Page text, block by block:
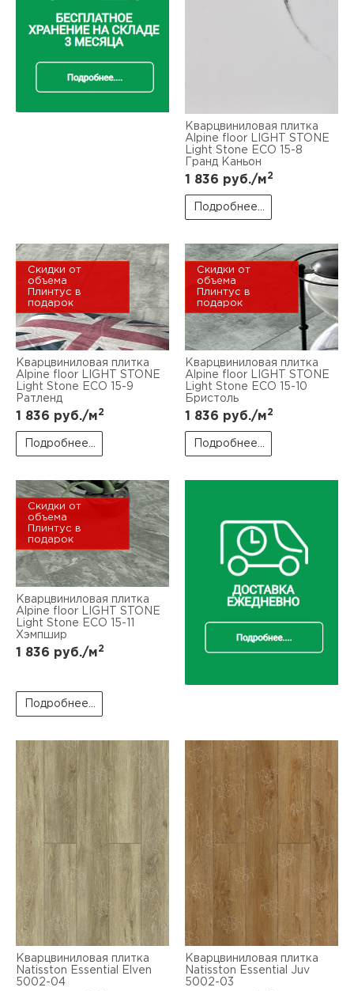
Кварцвиниловая плитка
Alpine floor LIGHT STONE
Light Stone ЕСО 15-8
Гранд Каньон
1 836 руб./м2
Подробнее...
Скидки от
объема
Плинтус в
подарок
Кварцвиниловая плитка
Alpine floor LIGHT STONE
Light Stone ЕСО 15-9
Ратленд
1 836 руб./м2
Подробнее...
Скидки от
объема
Плинтус в
подарок
Кварцвиниловая плитка
Alpine floor LIGHT STONE
Light Stone ЕСО 15-10
Бристоль
1 836 руб./м2
Подробнее...
Скидки от
объема
Плинтус в
подарок
Кварцвиниловая плитка
Alpine floor LIGHT STONE
Light Stone ЕСО 15-11
Хэмпшир
1 836 руб./м2
Подробнее...
Кварцвиниловая плитка
Natisston Essential Elven
5002-04
Кварцвиниловая плитка
Natisston Essential Juv
5002-03